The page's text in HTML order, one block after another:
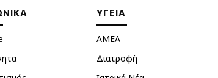
ΥΓΕΙΑ
ΑΜΕΑ
Διατροφή